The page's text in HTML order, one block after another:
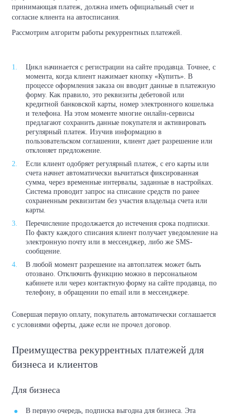
принимающая платеж, должна иметь официальный счет и
согласие клиента на автосписания.
Рассмотрим алгоритм работы рекуррентных платежей.
Цикл начинается с регистрации на сайте продавца. Точнее, с
момента, когда клиент нажимает кнопку «Купить». В
процессе оформления заказа он вводит данные в платежную
форму. Как правило, это реквизиты дебетовой или
кредитной банковской карты, номер электронного кошелька
и телефона. На этом моменте многие онлайн-сервисы
предлагают сохранить данные покупателя и активировать
регулярный платеж. Изучив информацию в
пользовательском соглашении, клиент дает разрешение или
отклоняет предложение.
Если клиент одобряет регулярный платеж, с его карты или
счета начнет автоматически вычитаться фиксированная
сумма, через временные интервалы, заданные в настройках.
Система проводит запрос на списание средств по ранее
сохраненным реквизитам без участия владельца счета или
карты.
Перечисление продолжается до истечения срока подписки.
По факту каждого списания клиент получает уведомление на
электронную почту или в мессенджер, либо же SMS-
сообщение.
В любой момент разрешение на автоплатеж может быть
отозвано. Отключить функцию можно в персональном
кабинете или через контактную форму на сайте продавца, по
телефону, в обращении по email или в мессенджере.
Совершая первую оплату, покупатель автоматически соглашается
с условиями оферты, даже если не прочел договор.
Преимущества рекуррентных платежей для
бизнеса и клиентов
Для бизнеса
В первую очередь, подписка выгодна для бизнеса. Эта